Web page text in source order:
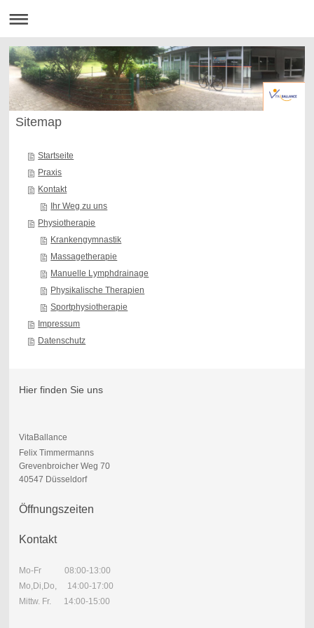
Sitemap
Startseite
Praxis
Kontakt
Ihr Weg zu uns
Physiotherapie
Krankengymnastik
Massagetherapie
Manuelle Lymphdrainage
Physikalische Therapien
Sportphysiotherapie
Impressum
Datenschutz
Hier finden Sie uns
VitaBallance
Felix Timmermanns
Grevenbroicher Weg 70
40547 Düsseldorf
Öffnungszeiten
Kontakt
Mo-Fr 08:00-13:00
Mo,Di,Do, 14:00-17:00
Mittw. Fr. 14:00-15:00